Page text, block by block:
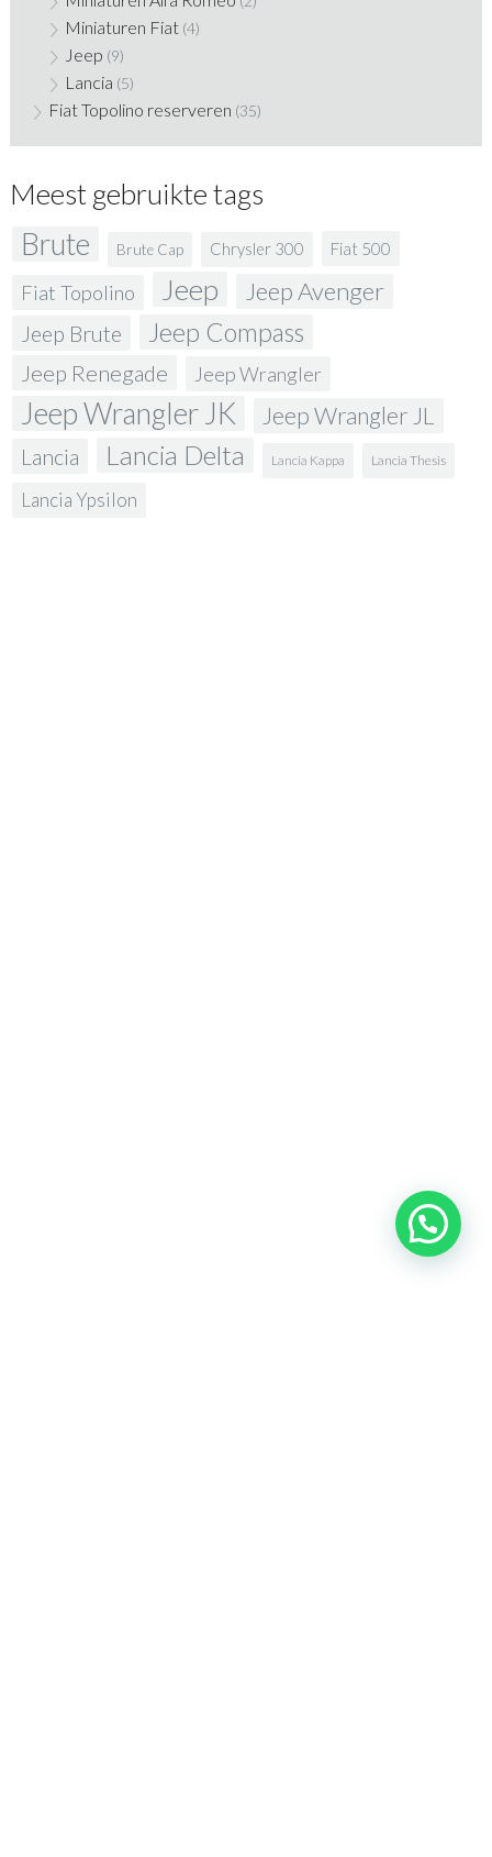
Miniaturen Fiat (4)
Jeep (9)
Lancia (5)
Fiat Topolino reserveren (35)
Meest gebruikte tags
Brute Brute Cap Chrysler 300 Fiat 500
Fiat Topolino Jeep Jeep Avenger
Jeep Brute Jeep Compass
Jeep Renegade Jeep Wrangler
Jeep Wrangler JK Jeep Wrangler JL
Lancia Lancia Delta Lancia Kappa Lancia Thesis
Lancia Ypsilon